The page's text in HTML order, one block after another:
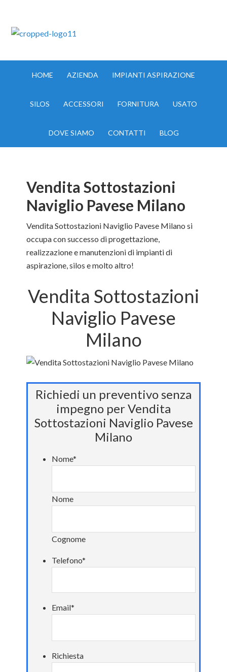
HOME AZIENDA IMPIANTI ASPIRAZIONE
SILOS ACCESSORI FORNITURA USATO
DOVE SIAMO CONTATTI BLOG
Vendita Sottostazioni
Naviglio Pavese Milano
Vendita Sottostazioni Naviglio Pavese Milano si
occupa con successo di progettazione,
realizzazione e manutenzioni di impianti di
aspirazione, silos e molto altro!
Vendita Sottostazioni
Naviglio Pavese
Milano
Richiedi un preventivo senza
impegno per Vendita
Sottostazioni Naviglio Pavese
Milano
Nome*
Nome
Cognome
Telefono*
Email*
Richiesta